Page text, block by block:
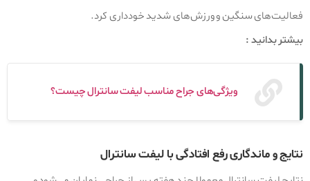
فعالیت‌های سنگین و ورزش‌های شدید خودداری کرد.
بیشتر بدانید :
ویژگی‌های جراح مناسب لیفت سانترال چیست؟
نتایج و ماندگاری رفع افتادگی با لیفت سانترال